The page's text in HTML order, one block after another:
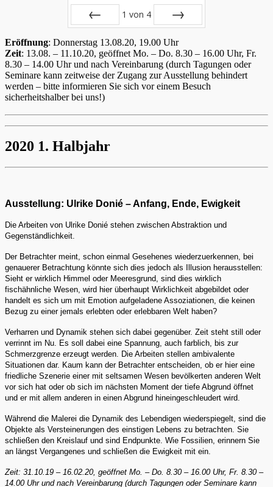
1 von 4
Eröffnung: Donnerstag 13.08.20, 19.00 Uhr
Zeit: 13.08. – 11.10.20, geöffnet Mo. – Do. 8.30 – 16.00 Uhr, Fr.
8.30 – 14.00 Uhr und nach Vereinbarung (durch Tagungen oder
Seminare kann zeitweise der Zugang zur Ausstellung behindert
werden – bitte informieren Sie sich vor einem Besuch
sicherheitshalber bei uns!)
2020 1. Halbjahr
Ausstellung: Ulrike Donié – Anfang, Ende, Ewigkeit
Die Arbeiten von Ulrike Donié stehen zwischen Abstraktion und
Gegenständlichkeit.
Der Betrachter meint, schon einmal Gesehenes wiederzuerkennen, bei
genauerer Betrachtung könnte sich dies jedoch als Illusion herausstellen:
Sieht er wirklich Himmel oder Meeresgrund, sind dies wirklich
fischähnliche Wesen, wird hier überhaupt Wirklichkeit abgebildet oder
handelt es sich um mit Emotion aufgeladene Assoziationen, die keinen
Bezug zu einer jemals erlebten oder erlebbaren Welt haben?
Verharren und Dynamik stehen sich dabei gegenüber. Zeit steht still oder
verrinnt im Nu. Es soll dabei eine Spannung, auch farblich, bis zur
Schmerzgrenze erzeugt werden. Die Arbeiten stellen ambivalente
Situationen dar. Kaum kann der Betrachter entscheiden, ob er hier eine
friedliche Szenerie einer mit seltsamen Wesen bevölkerten anderen Welt
vor sich hat oder ob sich im nächsten Moment der tiefe Abgrund öffnet
und er mit allem anderen in einen Abgrund hineingeschleudert wird.
Während die Malerei die Dynamik des Lebendigen wiederspiegelt, sind die
Objekte als Versteinerungen des einstigen Lebens zu betrachten. Sie
schließen den Kreislauf und sind Endpunkte. Wie Fossilien, erinnern Sie
an längst Vergangenes und schließen die Ewigkeit mit ein.
Zeit: 31.10.19 – 16.02.20, geöffnet Mo. – Do. 8.30 – 16.00 Uhr, Fr. 8.30 –
14.00 Uhr und nach Vereinbarung (durch Tagungen oder Seminare kann